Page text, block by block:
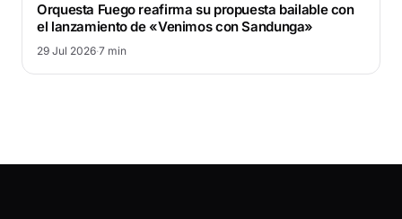
Orquesta Fuego reafirma su propuesta bailable con
el lanzamiento de «Venimos con Sandunga»
29 Jul 2026·7 min